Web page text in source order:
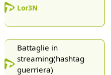
Lor3N
Battaglie in
streaming(hashtag
guerriera)